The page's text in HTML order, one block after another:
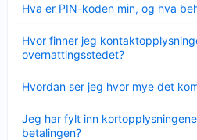
Hva er PIN-koden min, og hva
mindre
Hvor finner jeg
overnattingsstedet?
mindre
Hvordan ser jeg hvor mye det
mindre
Jeg har fylt inn
betalingen?
mindre